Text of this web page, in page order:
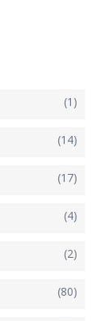
(1)
(14)
(17)
(4)
(2)
(80)